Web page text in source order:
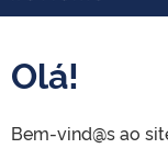
INTERNACIONAL
PORTARIAS
TELEFONES
Olá!
Bem-vind@s ao